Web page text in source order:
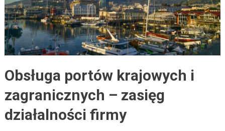
Obsługa portów krajowych i
zagranicznych – zasięg
działalności firmy